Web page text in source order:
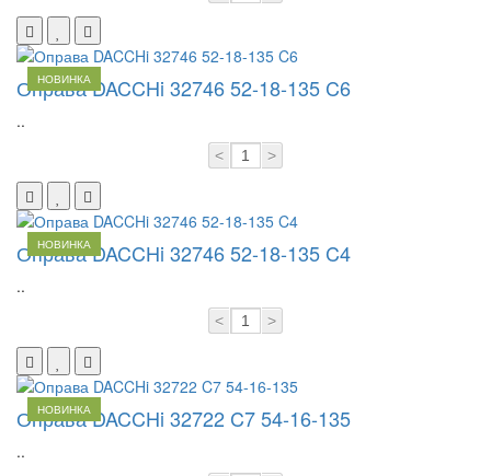
НОВИНКА
Оправа DACCHi 32746 52-18-135 C6
..
< >
НОВИНКА
Оправа DACCHi 32746 52-18-135 C4
..
< >
НОВИНКА
Оправа DACCHi 32722 C7 54-16-135
..